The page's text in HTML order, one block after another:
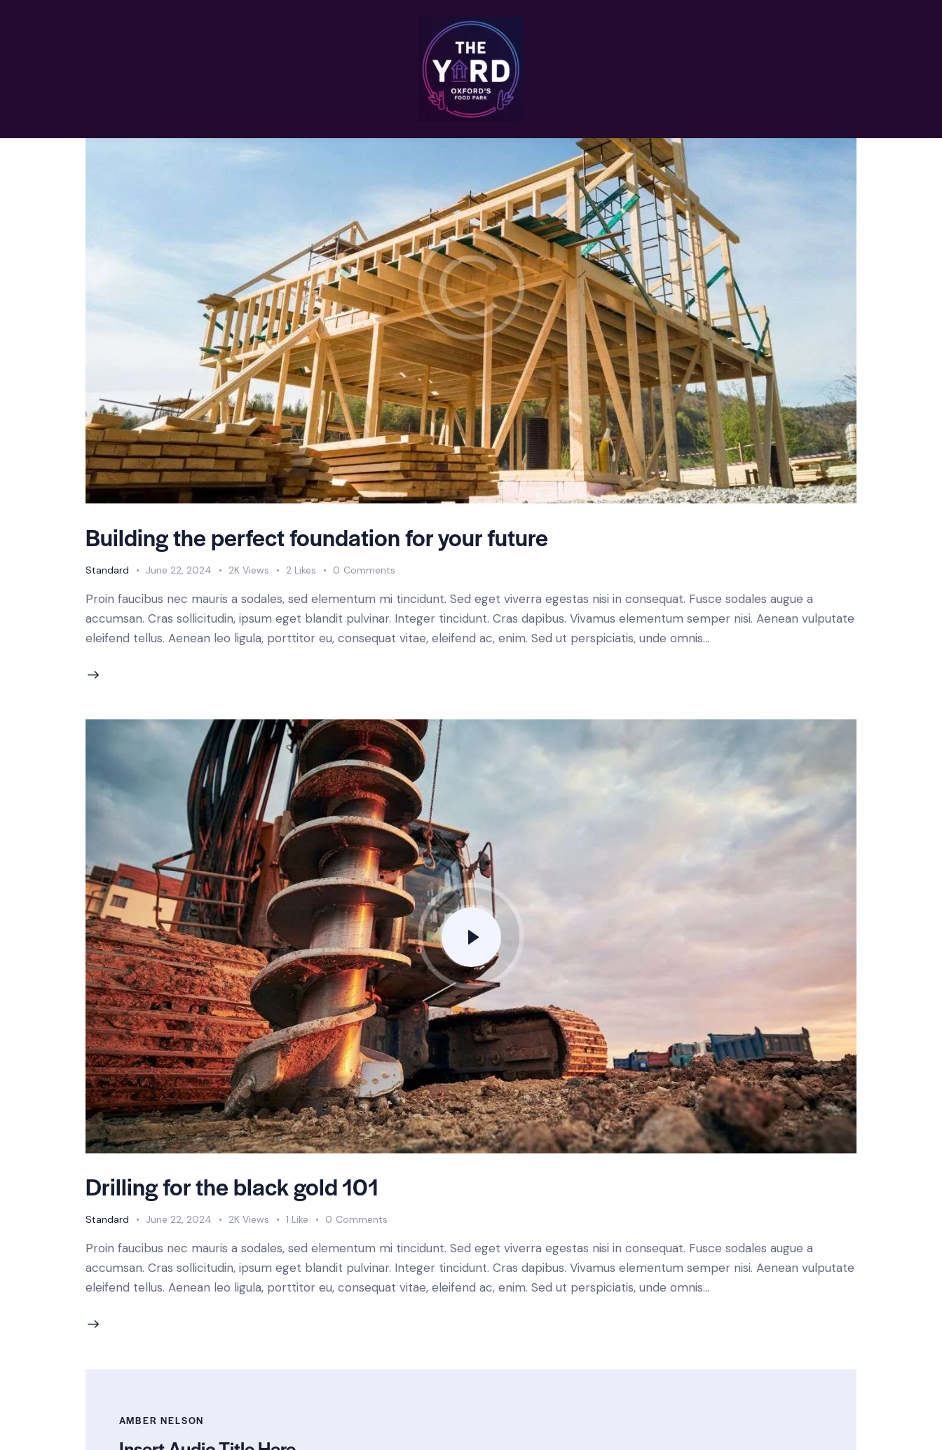
Building the perfect foundation for your future
Standard June 22, 2024 2K Views 2 Likes 0 Comments
Proin faucibus nec mauris a sodales, sed elementum mi tincidunt. Sed eget viverra egestas nisi in consequat. Fusce sodales augue a
accumsan. Cras sollicitudin, ipsum eget blandit pulvinar. Integer tincidunt. Cras dapibus. Vivamus elementum semper nisi. Aenean vulputate
eleifend tellus. Aenean leo ligula, porttitor eu, consequat vitae, eleifend ac, enim. Sed ut perspiciatis, unde omnis…
Drilling for the black gold 101
Standard June 22, 2024 2K Views 1 Like 0 Comments
Proin faucibus nec mauris a sodales, sed elementum mi tincidunt. Sed eget viverra egestas nisi in consequat. Fusce sodales augue a
accumsan. Cras sollicitudin, ipsum eget blandit pulvinar. Integer tincidunt. Cras dapibus. Vivamus elementum semper nisi. Aenean vulputate
eleifend tellus. Aenean leo ligula, porttitor eu, consequat vitae, eleifend ac, enim. Sed ut perspiciatis, unde omnis…
AMBER NELSON